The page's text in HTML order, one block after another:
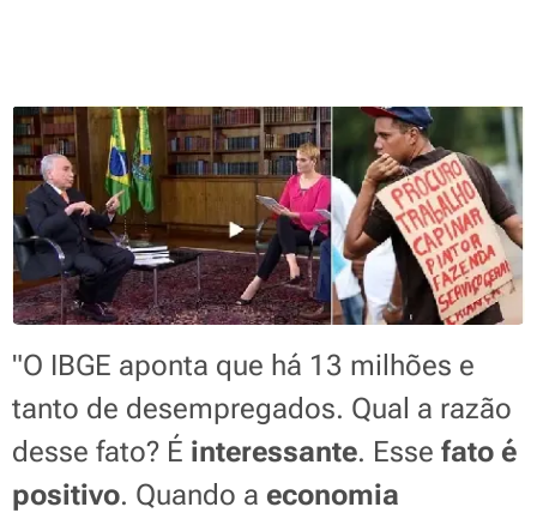
"O IBGE aponta que há 13 milhões e
tanto de desempregados. Qual a razão
desse fato? É interessante. Esse fato é
positivo. Quando a economia